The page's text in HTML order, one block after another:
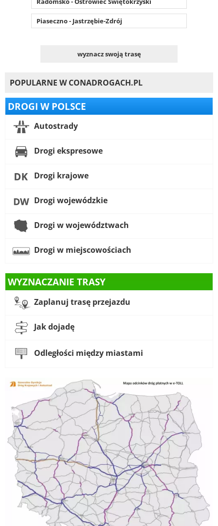
Piaseczno - Jastrzębie-Zdrój
wyznacz swoją trasę
POPULARNE W CONADROGACH.PL
DROGI W POLSCE
Autostrady
Drogi ekspresowe
Drogi krajowe
Drogi wojewódzkie
Drogi w województwach
Drogi w miejscowościach
WYZNACZANIE TRASY
Zaplanuj trasę przejazdu
Jak dojadę
Odległości między miastami